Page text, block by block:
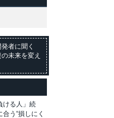
者に聞く
未来を変え
ける人」続
う“損しにく